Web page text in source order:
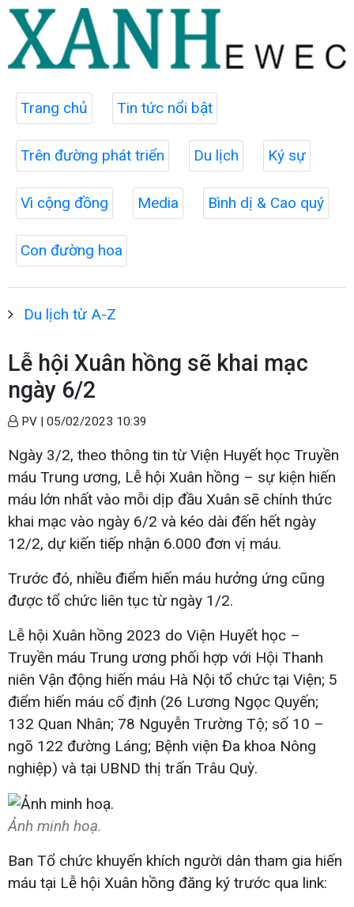
Trang chủ Tin tức nổi bật
Trên đường phát triển Du lịch Ký sự
Vì cộng đồng Media Bình dị & Cao quý
Con đường hoa
Du lịch từ A-Z
Lễ hội Xuân hồng sẽ khai mạc
ngày 6/2
PV | 05/02/2023 10:39
Ngày 3/2, theo thông tin từ Viện Huyết học Truyền
máu Trung ương, Lễ hội Xuân hồng – sự kiện hiến
máu lớn nhất vào mỗi dịp đầu Xuân sẽ chính thức
khai mạc vào ngày 6/2 và kéo dài đến hết ngày
12/2, dự kiến tiếp nhận 6.000 đơn vị máu.
Trước đó, nhiều điểm hiến máu hưởng ứng cũng
được tổ chức liên tục từ ngày 1/2.
Lễ hội Xuân hồng 2023 do Viện Huyết học –
Truyền máu Trung ương phối hợp với Hội Thanh
niên Vận động hiến máu Hà Nội tổ chức tại Viện; 5
điểm hiến máu cố định (26 Lương Ngọc Quyến;
132 Quan Nhân; 78 Nguyễn Trường Tộ; số 10 –
ngõ 122 đường Láng; Bệnh viện Đa khoa Nông
nghiệp) và tại UBND thị trấn Trâu Quỳ.
Ảnh minh hoạ.
Ban Tổ chức khuyến khích người dân tham gia hiến
máu tại Lễ hội Xuân hồng đăng ký trước qua link: